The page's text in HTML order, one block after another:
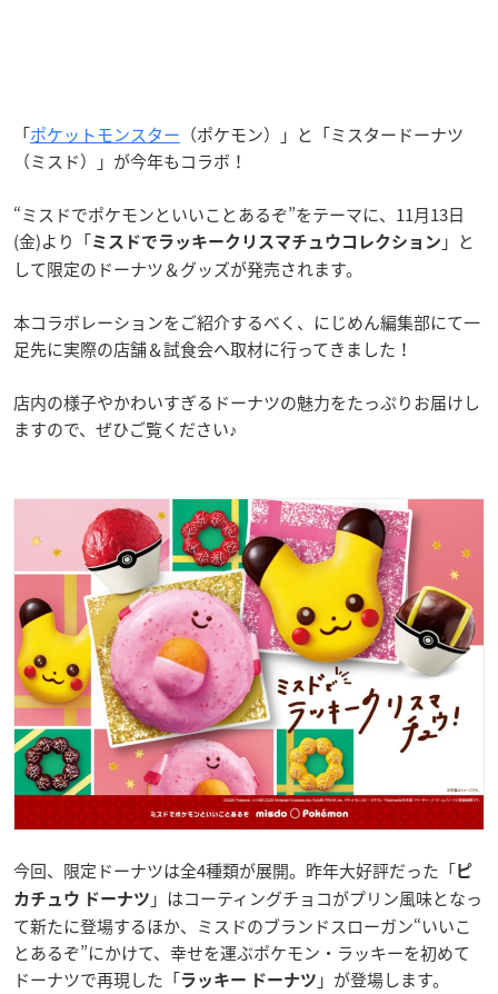
「ポケットモンスター （ポケモン）」と「ミスタードーナツ
（ミスド）」が今年もコラボ！
“ミスドでポケモンといいことあるぞ”をテーマに、11月13日
(金)より「ミスドでラッキークリスマチュウコレクション 」と
して限定のドーナツ＆グッズが発売されます。
本コラボレーションをご紹介するべく、にじめん編集部にて一
足先に実際の店舗＆試食会へ取材に行ってきました！
店内の様子やかわいすぎるドーナツの魅力をたっぷりお届けし
ますので、ぜひご覧ください♪
今回、限定ドーナツは全4種類が展開。昨年大好評だった「 ピ
カチュウ ドーナツ 」はコーティングチョコがプリン風味となっ
て新たに登場するほか、ミスドのブランドスローガン“いいこ
とあるぞ”にかけて、幸せを運ぶポケモン・ラッキーを初めて
ドーナツで再現した「ラッキー ドーナツ 」が登場します。